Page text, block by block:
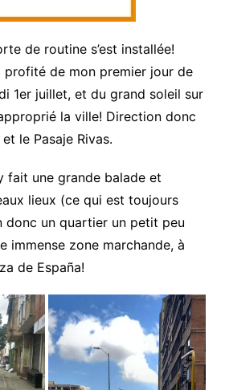
de routine s’est installée!
profité de mon premier jour de
1er juillet, et du grand soleil sur
la ville! Direction donc
le Pasaje Rivas.
fait une grande balade et
lieux (ce qui est toujours
donc un quartier un petit peu
immense zone marchande, à
de España!